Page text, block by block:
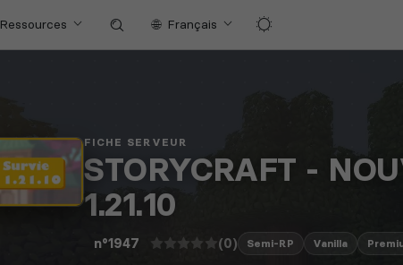
Ressources Français
FICHE SERVEUR
STORYCRAFT -
1.21.10
n°1947 (0) Semi-RP Vanilla